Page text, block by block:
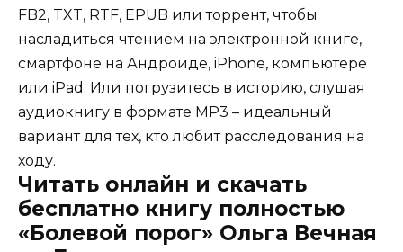
FB2, TXT, RTF, EPUB или торрент, чтобы
насладиться чтением на электронной книге,
смартфоне на Андроиде, iPhone, компьютере
или iPad. Или погрузитесь в историю, слушая
аудиокнигу в формате MP3 – идеальный
вариант для тех, кто любит расследования на
ходу.
Читать онлайн и скачать
бесплатно книгу полностью
«Болевой порог» Ольга Вечная